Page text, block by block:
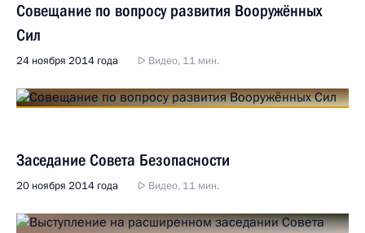
Совещание по вопросу развития Вооружённых
Сил
24 ноября 2014 года Видео, 11 мин.
Заседание Совета Безопасности
20 ноября 2014 года Видео, 11 мин.